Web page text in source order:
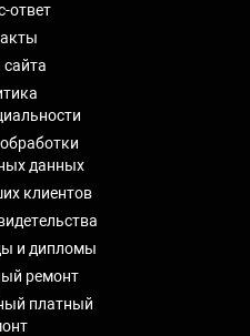
ответ
сайта
данных
клиентов
и дипломы
ремонт
платный